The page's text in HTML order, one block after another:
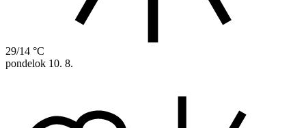
29/14 °C
pondelok 10. 8.